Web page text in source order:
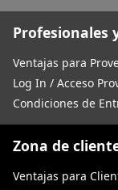
Profesionales
Ventajas para
Log In / Acceso
Condiciones de
Zona de
Ventajas para